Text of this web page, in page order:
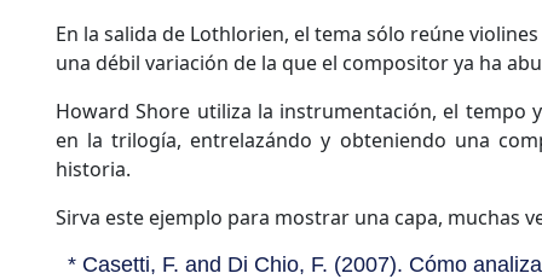
En la salida de Lothlorien, el tema sólo reúne
una débil variación de la que el compositor ya ha
Howard Shore utiliza la instrumentación, el tempo
en la trilogía, entrelazándo y obteniendo una
historia.
Sirva este ejemplo para mostrar una capa, muchas
* Casetti, F. and Di Chio, F. (2007). Cómo